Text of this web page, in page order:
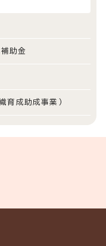
助金
育成助成事業）